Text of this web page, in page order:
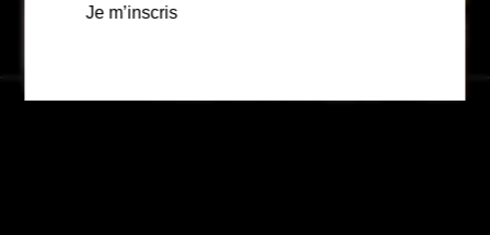
Je m’inscris